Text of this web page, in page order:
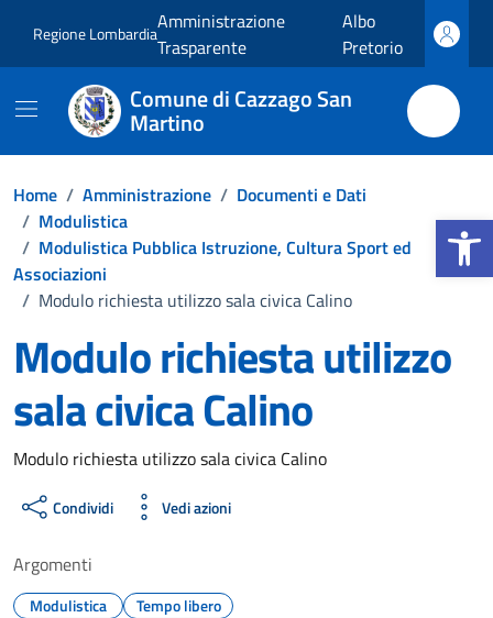
Apri la
Regione LombardiaAmministrazione
Trasparente
Albo
Pretorio
Comune di Cazzago San
Martino
Home / Amministrazione / Documenti e Dati
/ Modulistica
/ Modulistica Pubblica Istruzione, Cultura Sport ed
Associazioni
/ Modulo richiesta utilizzo sala civica Calino
Modulo richiesta utilizzo
sala civica Calino
Dettagli del documento
Modulo richiesta utilizzo sala civica Calino
Condividi Vedi azioni
Argomenti
Modulistica Tempo libero